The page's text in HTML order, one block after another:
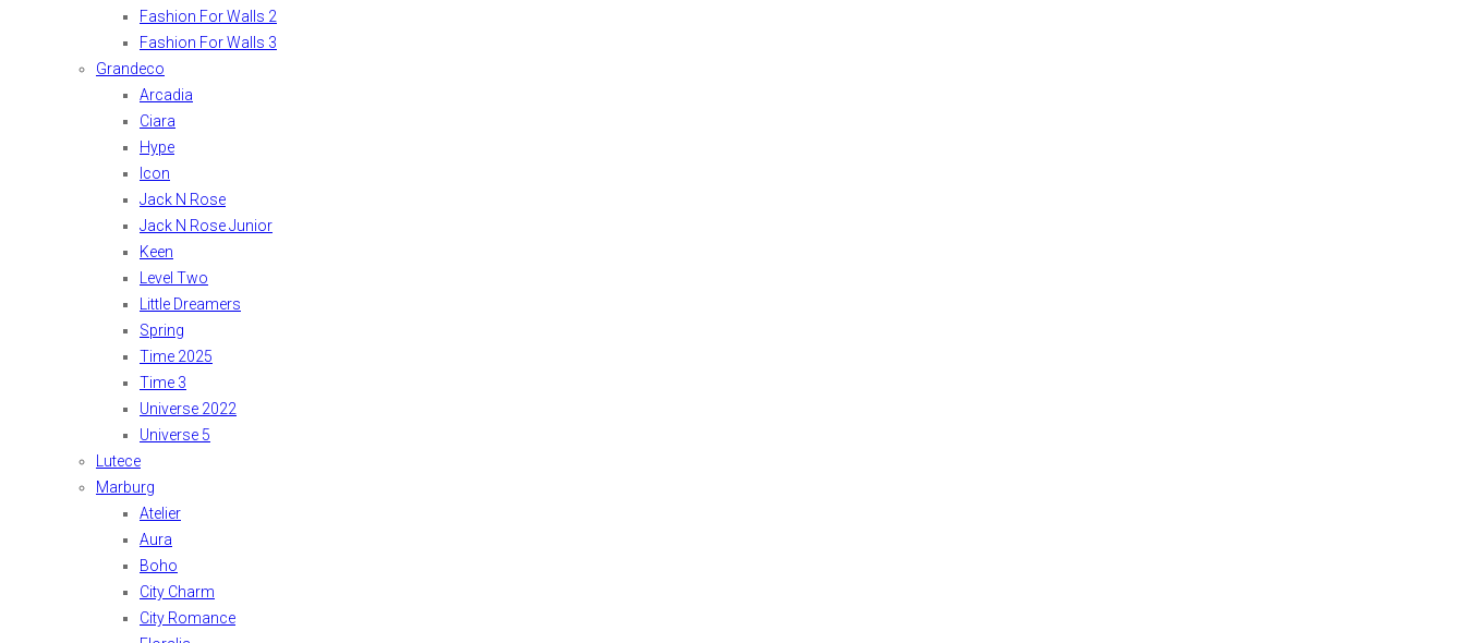
Fashion For Walls 2
Fashion For Walls 3
Grandeco
Arcadia
Ciara
Hype
Icon
Jack N Rose
Jack N Rose Junior
Keen
Level Two
Little Dreamers
Spring
Time 2025
Time 3
Universe 2022
Universe 5
Lutece
Marburg
Atelier
Aura
Boho
City Charm
City Romance